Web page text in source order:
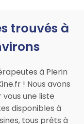
trouvés à
à Plerin
! Nous avons
une liste
disponibles à
tous prêts à